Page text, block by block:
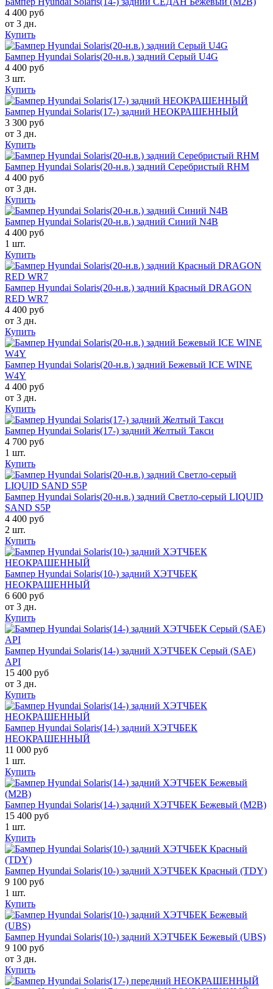
4 400 руб
от 3 дн.
Купить
Бампер Hyundai Solaris(20-н.в.) задний Серый U4G
4 400 руб
3 шт.
Купить
Бампер Hyundai Solaris(17-) задний НЕОКРАШЕННЫЙ
3 300 руб
от 3 дн.
Купить
Бампер Hyundai Solaris(20-н.в.) задний Серебристый RHM
4 400 руб
от 3 дн.
Купить
Бампер Hyundai Solaris(20-н.в.) задний Синий N4B
4 400 руб
1 шт.
Купить
Бампер Hyundai Solaris(20-н.в.) задний Красный DRAGON
RED WR7
4 400 руб
от 3 дн.
Купить
Бампер Hyundai Solaris(20-н.в.) задний Бежевый ICE WINE
W4Y
4 400 руб
от 3 дн.
Купить
Бампер Hyundai Solaris(17-) задний Желтый Такси
4 700 руб
1 шт.
Купить
Бампер Hyundai Solaris(20-н.в.) задний Светло-серый LIQUID
SAND S5P
4 400 руб
2 шт.
Купить
Бампер Hyundai Solaris(10-) задний ХЭТЧБЕК
НЕОКРАШЕННЫЙ
6 600 руб
от 3 дн.
Купить
Бампер Hyundai Solaris(14-) задний ХЭТЧБЕК Серый (SAE)
API
15 400 руб
от 3 дн.
Купить
Бампер Hyundai Solaris(14-) задний ХЭТЧБЕК
НЕОКРАШЕННЫЙ
11 000 руб
1 шт.
Купить
Бампер Hyundai Solaris(14-) задний ХЭТЧБЕК Бежевый (M2B)
15 400 руб
1 шт.
Купить
Бампер Hyundai Solaris(10-) задний ХЭТЧБЕК Красный (TDY)
9 100 руб
1 шт.
Купить
Бампер Hyundai Solaris(10-) задний ХЭТЧБЕК Бежевый (UBS)
9 100 руб
от 3 дн.
Купить